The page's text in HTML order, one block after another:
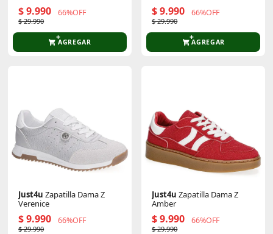
$ 9.990 66%OFF
$ 29.990
AGREGAR
$ 9.990 66%OFF
$ 29.990
AGREGAR
Just4u Zapatilla Dama Z
Verenice
$ 9.990 66%OFF
$ 29.990
Just4u Zapatilla Dama Z
Amber
$ 9.990 66%OFF
$ 29.990